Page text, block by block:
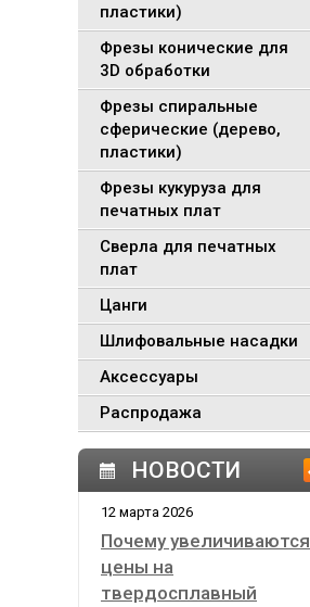
пластики)
Фрезы конические для
3D обработки
Фрезы спиральные
сферические (дерево,
пластики)
Фрезы кукуруза для
печатных плат
Сверла для печатных
плат
Цанги
Шлифовальные насадки
Аксессуары
Распродажа
НОВОСТИ
12 марта 2026
Почему увеличиваются
цены на
твердосплавный